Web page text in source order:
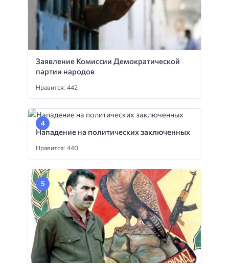
Заявление Комиссии Демократической
партии народов
Нравится: 442
Нападение на политических заключенных
Нравится: 440